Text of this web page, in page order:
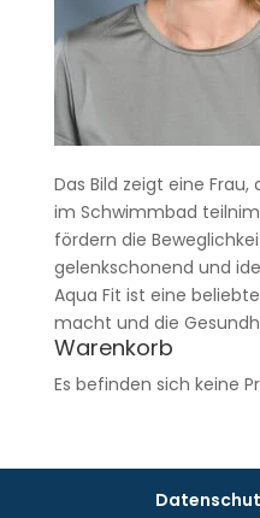
Das Bild zeigt eine
im Schwimmbad
fördern die
gelenkschonend und
Aqua Fit ist eine
macht und die
Warenkorb
Es befinden sich keine